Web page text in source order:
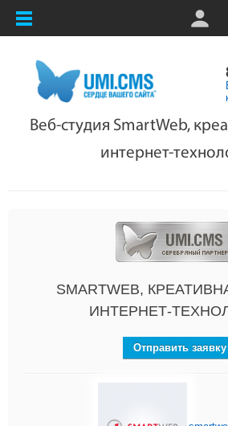
Веб-студия SmartWeb,
интернет-
SMARTWEB,
ИНТЕРНЕТ-
Отправить заявку